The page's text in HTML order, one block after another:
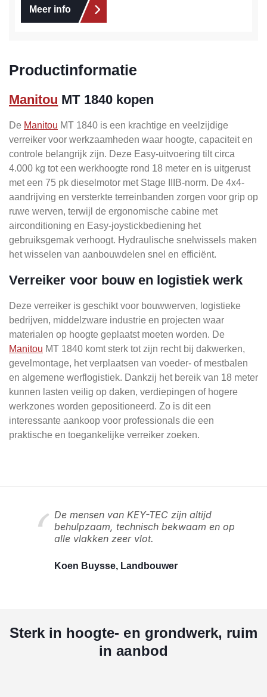
Meer info
Productinformatie
Manitou MT 1840 kopen
De Manitou MT 1840 is een krachtige en veelzijdige
verreiker voor werkzaamheden waar hoogte, capaciteit en
controle belangrijk zijn. Deze Easy-uitvoering tilt circa
4.000 kg tot een werkhoogte rond 18 meter en is uitgerust
met een 75 pk dieselmotor met Stage IIIB-norm. De 4x4-
aandrijving en versterkte terreinbanden zorgen voor grip op
ruwe werven, terwijl de ergonomische cabine met
airconditioning en Easy-joystickbediening het
gebruiksgemak verhoogt. Hydraulische snelwissels maken
het wisselen van aanbouwdelen snel en efficiënt.
Verreiker voor bouw en logistiek werk
Deze verreiker is geschikt voor bouwwerven, logistieke
bedrijven, middelzware industrie en projecten waar
materialen op hoogte geplaatst moeten worden. De
Manitou MT 1840 komt sterk tot zijn recht bij dakwerken,
gevelmontage, het verplaatsen van voeder- of mestbalen
en algemene werflogistiek. Dankzij het bereik van 18 meter
kunnen lasten veilig op daken, verdiepingen of hogere
werkzones worden gepositioneerd. Zo is dit een
interessante aankoop voor professionals die een
praktische en toegankelijke verreiker zoeken.
De mensen van KEY-TEC zijn altijd
behulpzaam, technisch bekwaam en op
alle vlakken zeer vlot.
Koen Buysse, Landbouwer
Sterk in hoogte- en grondwerk, ruim
in aanbod